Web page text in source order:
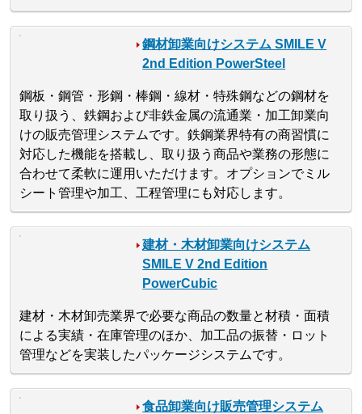
鋼材卸業向けシステム SMILE V
2nd Edition PowerSteel
鋼板・鋼管・形鋼・棒鋼・線材・特殊鋼などの鋼材を
取り扱う、鉄鋼および非鉄金属の流通業・加工卸業向
けの販売管理システムです。鉄鋼業界特有の商習慣に
対応した機能を搭載し、取り扱う商品や業務の形態に
合わせて柔軟に運用いただけます。オプションでミル
シート管理や加工、工程管理にも対応します。
建材・木材卸業向けシステム
SMILE V 2nd Edition
PowerCubic
建材・木材卸売業界で必要な商品の数量と材積・面積
による実績・在庫管理のほか、加工品の振替・ロット
管理などを実装したパッケージシステムです。
食品卸業向け販売管理システム